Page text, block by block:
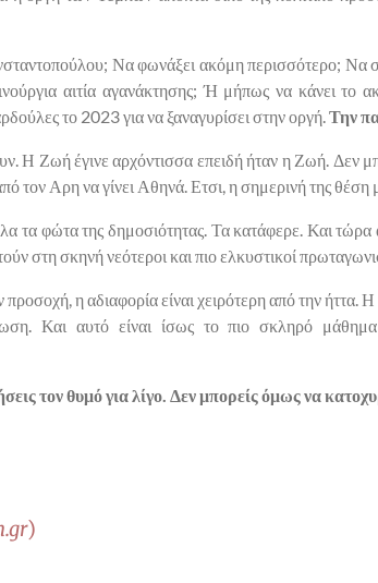
Να φωνάξει ακόμη περισσότερο; Να
αιτία αγανάκτησης; Ή μήπως να κάνει το
το 2023 για να ξαναγυρίσει στην οργή. Την
Η Ζωή έγινε αρχόντισσα επειδή ήταν η Ζωή. Δεν
τον Αρη να γίνει Αθηνά. Ετσι, η σημερινή της θέση
τα φώτα της δημοσιότητας. Τα κατάφερε. Και τώρα
στη σκηνή νεότεροι και πιο ελκυστικοί
η αδιαφορία είναι χειρότερη από την ήττα.
Και αυτό είναι ίσως το πιο σκληρό
τον θυμό για λίγο. Δεν μπορείς όμως να
)